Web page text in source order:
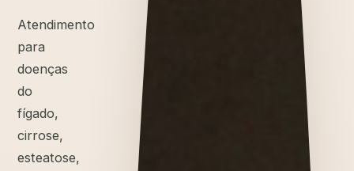
Atendimento
para
doenças
do
fígado,
cirrose,
esteatose,